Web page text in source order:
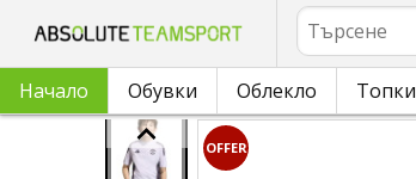
Търсене
Начало Обувки Облекло Топки
OFFER